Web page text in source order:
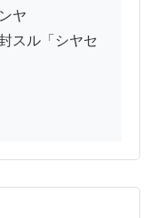
ヤ
スル「シヤセ